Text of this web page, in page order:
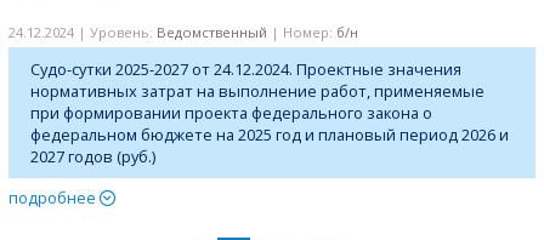
24.12.2024 | Уровень: Ведомственный | Номер: б/н
Судо-сутки 2025-2027 от 24.12.2024. Проектные значения
нормативных затрат на выполнение работ, применяемые
при формировании проекта федерального закона о
федеральном бюджете на 2025 год и плановый период 2026 и
2027 годов (руб.)
подробнее